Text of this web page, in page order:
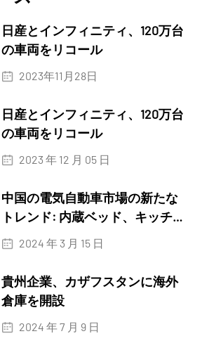
日産とインフィニティ、120万台
の車両をリコール
2023年11月28日
日産とインフィニティ、120万台
の車両をリコール
2023 年 12 月 05 日
中国の電気自動車市場の新たな
トレンド: 内蔵ベッド、キッチ
ン、ドローン!
2024 年 3 月 15 日
貴州企業、カザフスタンに海外
倉庫を開設
2024 年 7 月 9 日